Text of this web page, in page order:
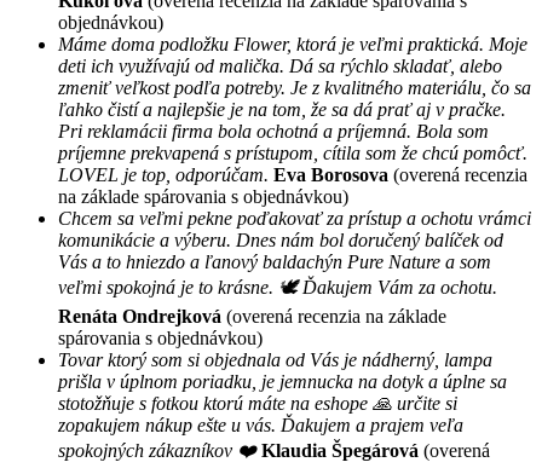
objednávkou)
Máme doma podložku Flower, ktorá je veľmi praktická. Moje
deti ich využívajú od malička. Dá sa rýchlo skladať, alebo
zmeniť veľkost podľa potreby. Je z kvalitného materiálu, čo sa
ľahko čistí a najlepšie je na tom, že sa dá prať aj v pračke.
Pri reklamácii firma bola ochotná a príjemná. Bola som
príjemne prekvapená s prístupom, cítila som že chcú pomôcť.
LOVEL je top, odporúčam. Eva Borosova (overená recenzia
na základe spárovania s objednávkou)
Chcem sa veľmi pekne poďakovať za prístup a ochotu vrámci
komunikácie a výberu. Dnes nám bol doručený balíček od
Vás a to hniezdo a ľanový baldachýn Pure Nature a som
veľmi spokojná je to krásne. 🕊 Ďakujem Vám za ochotu.
Renáta Ondrejková (overená recenzia na základe
spárovania s objednávkou)
Tovar ktorý som si objednala od Vás je nádherný, lampa
prišla v úplnom poriadku, je jemnucka na dotyk a úplne sa
stotožňuje s fotkou ktorú máte na eshope 🙏 určite si
zopakujem nákup ešte u vás. Ďakujem a prajem veľa
spokojných zákazníkov ❤️ Klaudia Špegárová (overená